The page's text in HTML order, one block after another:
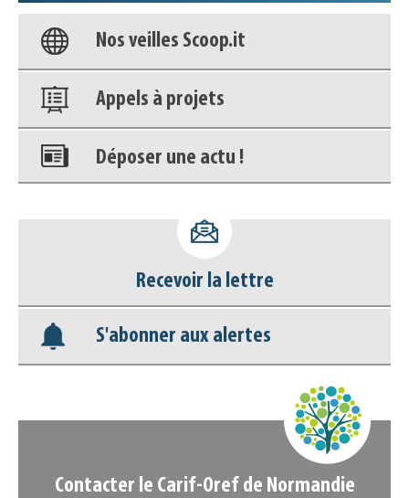
Nos veilles Scoop.it
Appels à projets
Déposer une actu !
déconnecter)
Base documentaire
Nos veilles Scoop.it
Recevoir la lettre
S'abonner aux alertes
Contacter le Carif-Oref de Normandie